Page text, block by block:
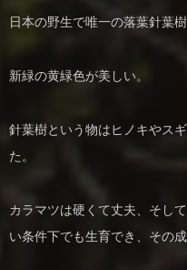
日本の野生で唯一の落葉針葉樹
新緑の黄緑色が美しい。
針葉樹という物はヒノキやス
た。
カラマツは硬くて丈夫、そし
い条件下でも生育でき、その